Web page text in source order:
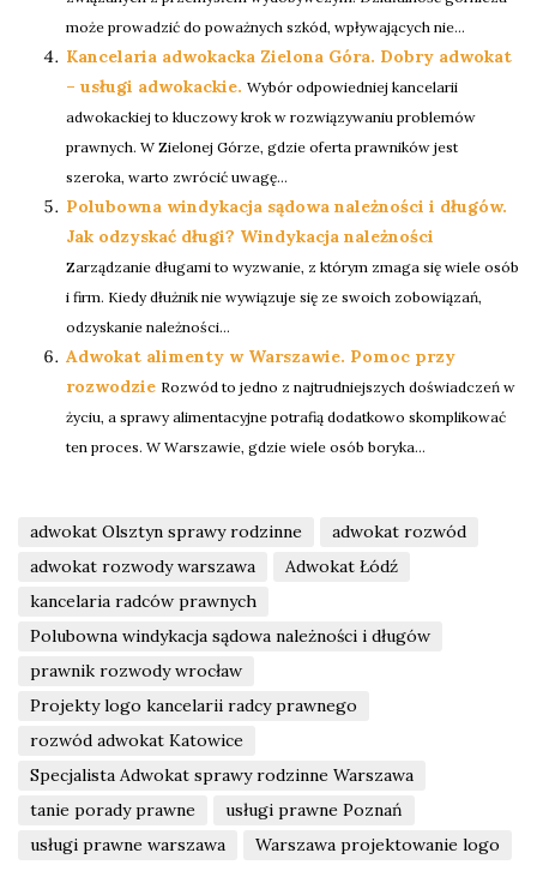
może prowadzić do poważnych szkód, wpływających nie...
Kancelaria adwokacka Zielona Góra. Dobry adwokat
– usługi adwokackie. Wybór odpowiedniej kancelarii
adwokackiej to kluczowy krok w rozwiązywaniu problemów
prawnych. W Zielonej Górze, gdzie oferta prawników jest
szeroka, warto zwrócić uwagę...
Polubowna windykacja sądowa należności i długów.
Jak odzyskać długi? Windykacja należności
Zarządzanie długami to wyzwanie, z którym zmaga się wiele osób
i firm. Kiedy dłużnik nie wywiązuje się ze swoich zobowiązań,
odzyskanie należności...
Adwokat alimenty w Warszawie. Pomoc przy
rozwodzie Rozwód to jedno z najtrudniejszych doświadczeń w
życiu, a sprawy alimentacyjne potrafią dodatkowo skomplikować
ten proces. W Warszawie, gdzie wiele osób boryka...
adwokat Olsztyn sprawy rodzinne
adwokat rozwód
adwokat rozwody warszawa
Adwokat Łódź
kancelaria radców prawnych
Polubowna windykacja sądowa należności i długów
prawnik rozwody wrocław
Projekty logo kancelarii radcy prawnego
rozwód adwokat Katowice
Specjalista Adwokat sprawy rodzinne Warszawa
tanie porady prawne
usługi prawne Poznań
usługi prawne warszawa
Warszawa projektowanie logo